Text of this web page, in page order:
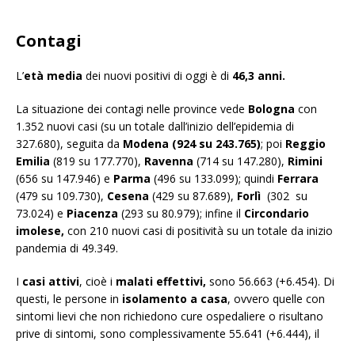
Contagi
L’età media dei nuovi positivi di oggi è di 46,3 anni.
La situazione dei contagi nelle province vede Bologna con
1.352 nuovi casi (su un totale dall’inizio dell’epidemia di
327.680), seguita da Modena (924 su 243.765); poi Reggio
Emilia (819 su 177.770), Ravenna (714 su 147.280), Rimini
(656 su 147.946) e Parma (496 su 133.099); quindi Ferrara
(479 su 109.730), Cesena (429 su 87.689), Forlì (302 su
73.024) e Piacenza (293 su 80.979); infine il Circondario
imolese, con 210 nuovi casi di positività su un totale da inizio
pandemia di 49.349.
I casi attivi, cioè i malati effettivi, sono 56.663 (+6.454). Di
questi, le persone in isolamento a casa, ovvero quelle con
sintomi lievi che non richiedono cure ospedaliere o risultano
prive di sintomi, sono complessivamente 55.641 (+6.444), il